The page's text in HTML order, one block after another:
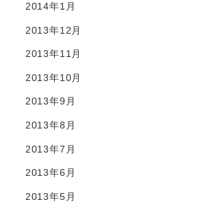
2014年1月
2013年12月
2013年11月
2013年10月
2013年9月
2013年8月
2013年7月
2013年6月
2013年5月